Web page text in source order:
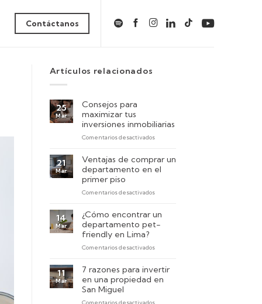
Contáctanos
Artículos relacionados
25
Mar
Consejos para
maximizar tus
inversiones inmobiliarias
Comentarios desactivadosen
maximizar
tus
inmobiliarias
21
Mar
Ventajas de comprar un
departamento en el
primer piso
Comentarios desactivadosen
comprar
un
en
primer
14
Mar
¿Cómo encontrar un
departamento pet-
friendly en Lima?
Comentarios desactivadosen
encontrar
un
departamento
11
Mar
7 razones para invertir
en una propiedad en
San Miguel
Comentarios desactivadosen